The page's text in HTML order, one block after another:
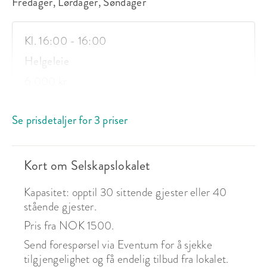
Priser:
Kveld (16:00-24:00): 1500,-
Døgnpris: 2500,-
* betales i tillegg til leie. Betales tilbake dersom
* beholdes som avbestillingsgebyr hvis avbestilling
Lokalet er i bruk de fleste ukedager, men det er mulig
å leie en kveld noen dager i uka.
Ta kontakt for å sjekke tilgjengelighet.
Kl. 16:00 - 16:00
Helgeleie
Se prisdetaljer for 3 priser
Kort om Selskapslokalet
Kapasitet: opptil 30 sittende gjester eller 40
stående gjester.
Pris fra NOK 1500.
Send forespørsel via Eventum for å sjekke
tilgjengelighet og få endelig tilbud fra lokalet.